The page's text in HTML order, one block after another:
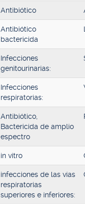
Antibiótico
Antibiótico
bactericida
Infecciones
genitourinarias:
Infecciones
respiratorias:
Antibiótico,
Bactericida de amplio
espectro
in vitro
infecciones de las vías
respiratorias
superiores e inferiores: